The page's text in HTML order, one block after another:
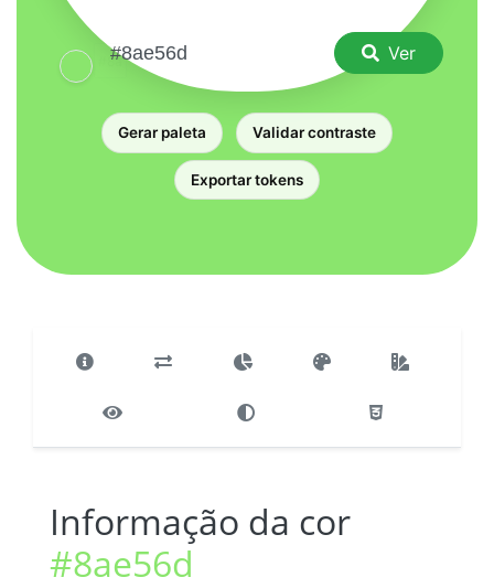
Ver
Gerar paleta Validar contraste
Exportar tokens
Informação da cor
#8ae56d